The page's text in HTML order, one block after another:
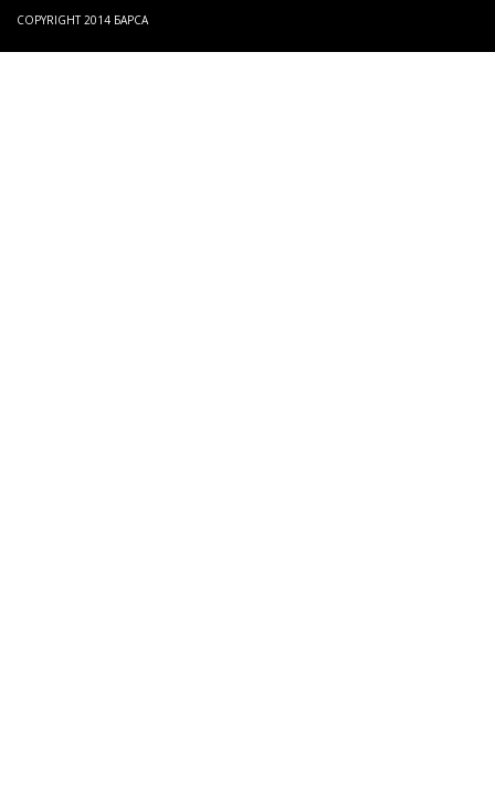
COPYRIGHT 2014 БАРСА